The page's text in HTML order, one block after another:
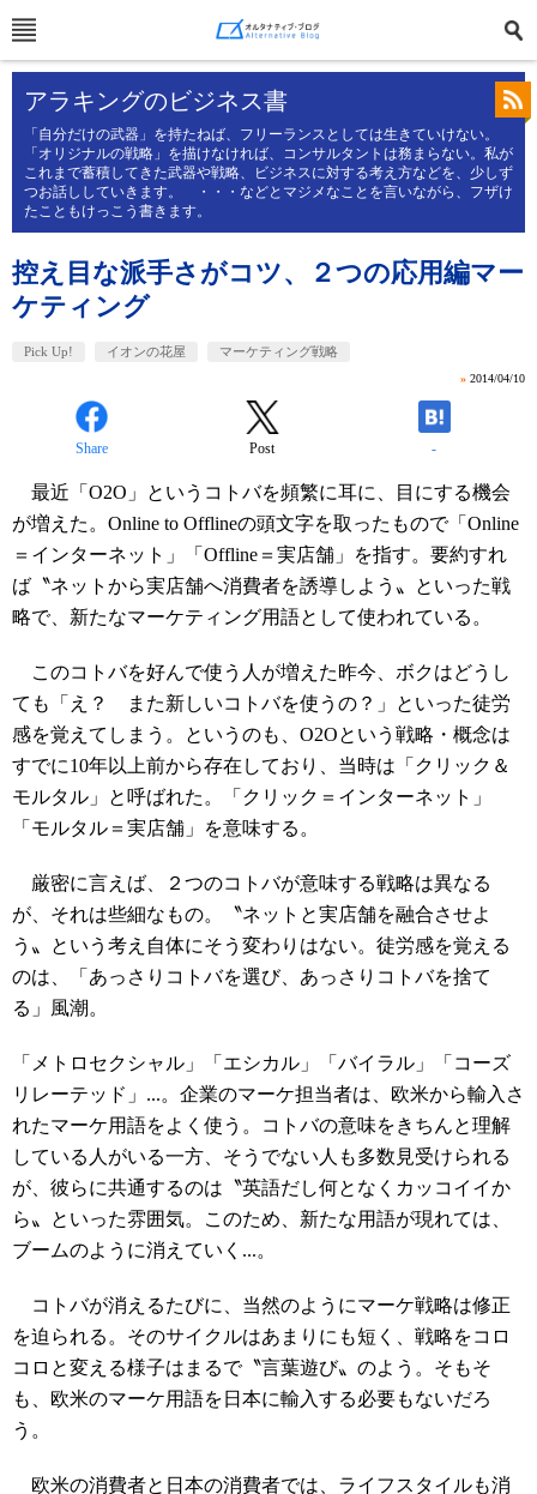
アラキングのビジネス書
「自分だけの武器」を持たねば、フリーランスとしては生きていけない。
「オリジナルの戦略」を描けなければ、コンサルタントは務まらない。私が
これまで蓄積してきた武器や戦略、ビジネスに対する考え方などを、少しず
つお話ししていきます。 ・・・などとマジメなことを言いながら、フザけ
たこともけっこう書きます。
控え目な派手さがコツ、２つの応用編マー
ケティング
Pick Up! イオンの花屋 マーケティング戦略
» 2014/04/10
Share Post -
最近「O2O」というコトバを頻繁に耳に、目にする機会
が増えた。Online to Offlineの頭文字を取ったもので「Online
＝インターネット」「Offline＝実店舗」を指す。要約すれ
ば〝ネットから実店舗へ消費者を誘導しよう〟といった戦
略で、新たなマーケティング用語として使われている。
このコトバを好んで使う人が増えた昨今、ボクはどうし
ても「え？ また新しいコトバを使うの？」といった徒労
感を覚えてしまう。というのも、O2Oという戦略・概念は
すでに10年以上前から存在しており、当時は「クリック＆
モルタル」と呼ばれた。「クリック＝インターネット」
「モルタル＝実店舗」を意味する。
厳密に言えば、２つのコトバが意味する戦略は異なる
が、それは些細なもの。〝ネットと実店舗を融合させよ
う〟という考え自体にそう変わりはない。徒労感を覚える
のは、「あっさりコトバを選び、あっさりコトバを捨て
る」風潮。
「メトロセクシャル」「エシカル」「バイラル」「コーズ
リレーテッド」...。企業のマーケ担当者は、欧米から輸入さ
れたマーケ用語をよく使う。コトバの意味をきちんと理解
している人がいる一方、そうでない人も多数見受けられる
が、彼らに共通するのは〝英語だし何となくカッコイイか
ら〟といった雰囲気。このため、新たな用語が現れては、
ブームのように消えていく...。
コトバが消えるたびに、当然のようにマーケ戦略は修正
を迫られる。そのサイクルはあまりにも短く、戦略をコロ
コロと変える様子はまるで〝言葉遊び〟のよう。そもそ
も、欧米のマーケ用語を日本に輸入する必要もないだろ
う。
欧米の消費者と日本の消費者では、ライフスタイルも消